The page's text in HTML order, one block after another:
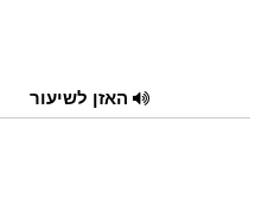
האזן לשיעור